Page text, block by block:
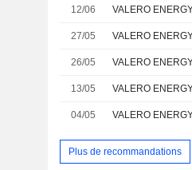
12/06 VALERO
27/05
26/05 VALERO
13/05 VALERO
04/05
Plus de recommandations